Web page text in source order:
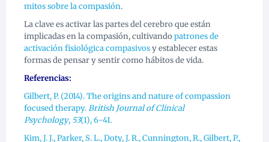
mitos sobre la compasión.
La clave es activar las partes del cerebro que están
implicadas en la compasión, cultivando patrones de
activación fisiológica compasivosy establecer estas
formas de pensar y sentir como hábitos de vida.
Referencias:
Gilbert, P. (2014). The origins and nature of compassion
focused therapy.British Journal of Clinical
Psychology, 53(1), 6-41.
Kim, J. J., Parker, S. L., Doty, J. R., Cunnington, R., Gilbert, P.,